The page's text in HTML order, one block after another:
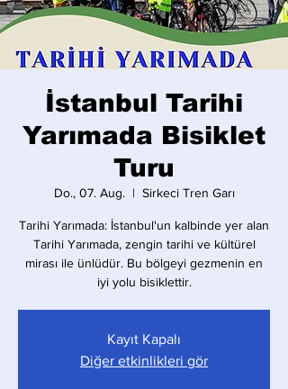
İstanbul Tarihi
Yarımada Bisiklet
Turu
Do., 07. Aug.
  |
Sirkeci Tren Garı
Tarihi Yarımada: İstanbul'un kalbinde yer alan
Tarihi Yarımada, zengin tarihi ve kültürel
mirası ile ünlüdür. Bu bölgeyi gezmenin en
iyi yolu bisiklettir.
Kayıt Kapalı
Diğer etkinlikleri gör